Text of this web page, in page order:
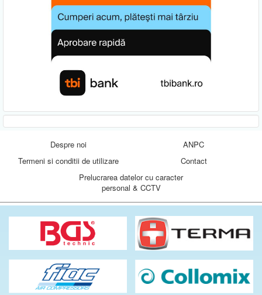
Despre noi
ANPC
Termeni si conditii de utilizare
Contact
Prelucrarea datelor cu caracter
personal & CCTV